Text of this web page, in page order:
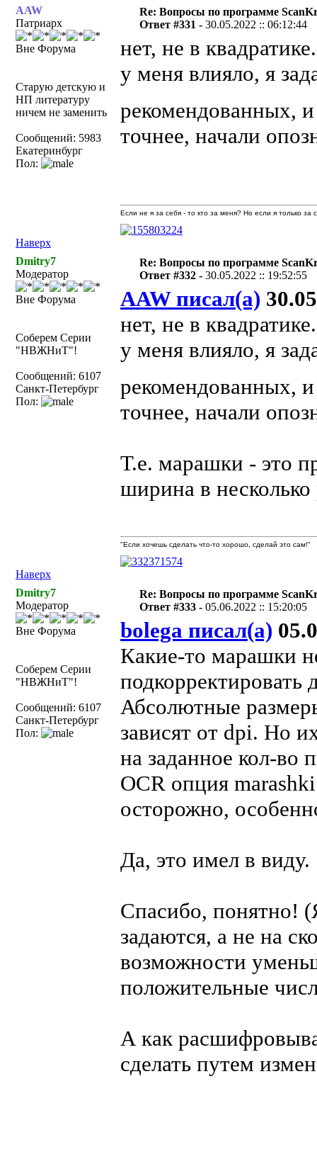
AAW
Патриарх
Вне Форума
Старую детскую и
НП литературу
ничем не заменить
Сообщений: 5983
Екатеринбург
Пол:
Re: Вопросы по программе
Ответ #331 -30.05.2022 :: 06:12:44
нет, не в квадратике.
у меня влияло, я
рекомендованных,
точнее, начали
Наверх
Если не я за себя - то кто за меня? Но если я только
Dmitry7
Модератор
Вне Форума
Соберем Серии
"НВЖНиТ"!
Сообщений: 6107
Санкт-Петербург
Пол:
Re: Вопросы по программе
Ответ #332 -30.05.2022 :: 19:52:55
AAW писал(а)
нет, не в квадратике.
у меня влияло, я
рекомендованных,
точнее, начали
Т.е. марашки - это
ширина в
Наверх
"Если хочешь сделать что-то хорошо, сделай это сам!"
Dmitry7
Модератор
Вне Форума
Соберем Серии
"НВЖНиТ"!
Сообщений: 6107
Санкт-Петербург
Пол:
Re: Вопросы по программе
Ответ #333 -05.06.2022 :: 15:20:05
bolega писал(а)
Какие-то марашки
Абсолютные
зависят от dpi. Но
на заданное кол-во
OCR опция
осторожно,
Да, это имел в виду.
Спасибо, понятно!
задаются, а не на
возможности
положительные
А как
сделать путем